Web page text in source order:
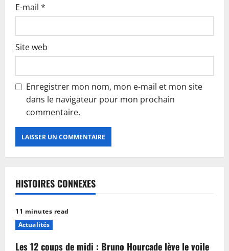
E-mail *
Site web
Enregistrer mon nom, mon e-mail et mon site
dans le navigateur pour mon prochain
commentaire.
HISTOIRES CONNEXES
11 minutes read
Actualités
Les 12 coups de midi : Bruno Hourcade lève le voile